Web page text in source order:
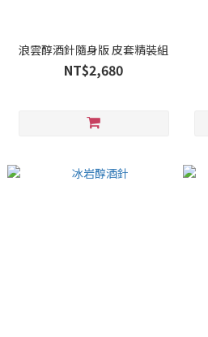
浪雲醇酒針隨身版 皮套精裝組
NT$2,680